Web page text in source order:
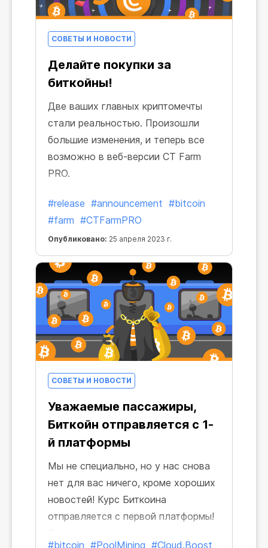
СОВЕТЫ И НОВОСТИ
Делайте покупки за
биткойны!
Две ваших главных криптомечты
стали реальностью. Произошли
большие изменения, и теперь все
возможно в веб-версии CT Farm
PRO.
#release #announcement #bitcoin
#farm #CTFarmPRO
Опубликовано: 25 апреля 2023 г.
СОВЕТЫ И НОВОСТИ
Уважаемые пассажиры,
Биткойн отправляется с 1-
й платформы
Мы не специально, но у нас снова
нет для вас ничего, кроме хороших
новостей! Курс Биткоина
отправляется с первой платформы!
#bitcoin #PoolMining #Cloud.Boost